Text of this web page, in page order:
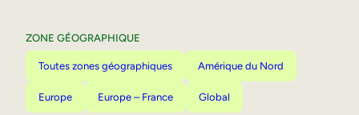
ZONE GÉOGRAPHIQUE
Toutes zones géographiques Amérique du Nord
Europe Europe – France Global